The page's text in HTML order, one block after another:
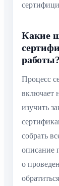
Какие
работы?
Процесс
включает
изучить
собрать
описание
о